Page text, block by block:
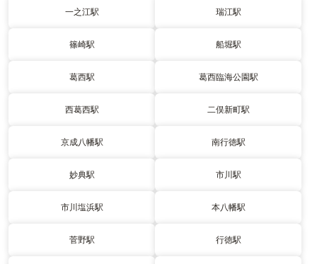
一之江駅 瑞江駅
篠崎駅 船堀駅
葛西駅 葛西臨海公園駅
西葛西駅 二俣新町駅
京成八幡駅 南行徳駅
妙典駅 市川駅
市川塩浜駅 本八幡駅
菅野駅 行徳駅